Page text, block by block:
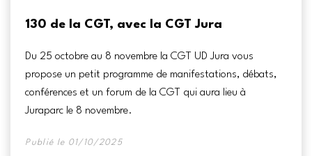
130 de la CGT, avec la CGT Jura
Du 25 octobre au 8 novembre la CGT UD Jura vous
propose un petit programme de manifestations, débats,
conférences et un forum de la CGT qui aura lieu à
Juraparc le 8 novembre.
Publié le 01/10/2025